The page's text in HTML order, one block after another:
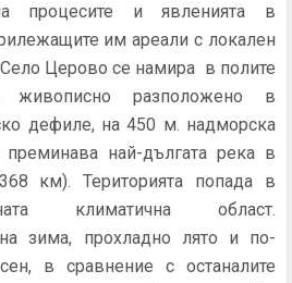
процесите и явленията в
им ареали с локален
Село Церово се намира в полите
живописно разположено в
дефиле, на 450 м. надморска
най-дългата река в
км). Територията попада в
климатична област.
зима, прохладно лято и по-
в сравнение с останалите